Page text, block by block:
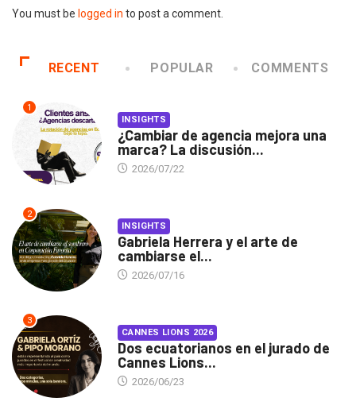
You must be logged in to post a comment.
RECENT POPULAR COMMENTS
1
INSIGHTS
¿Cambiar de agencia mejora una
marca? La discusión...
2026/07/22
2
INSIGHTS
Gabriela Herrera y el arte de
cambiarse el...
2026/07/16
3
CANNES LIONS 2026
Dos ecuatorianos en el jurado de
Cannes Lions...
2026/06/23